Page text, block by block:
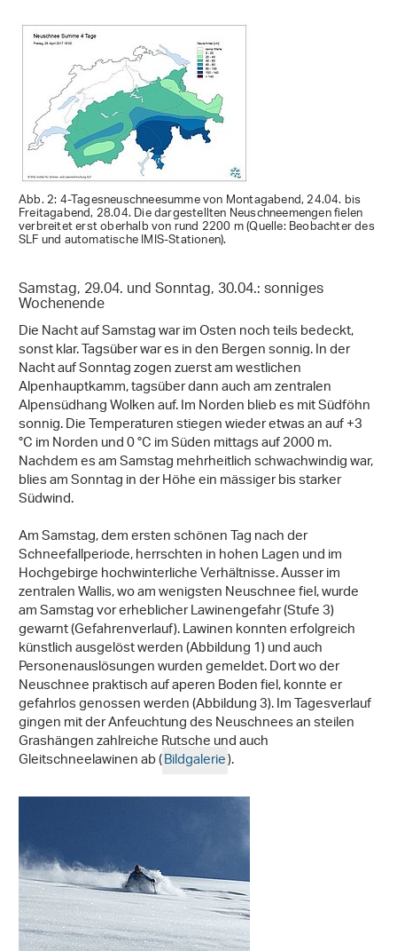
Abb. 2: 4-Tagesneuschneesumme von Montagabend, 24.04. bis
Freitagabend, 28.04. Die dargestellten Neuschneemengen fielen
verbreitet erst oberhalb von rund 2200 m (Quelle: Beobachter des
SLF und automatische IMIS-Stationen).
Samstag, 29.04. und Sonntag, 30.04.: sonniges
Wochenende
Die Nacht auf Samstag war im Osten noch teils bedeckt,
sonst klar. Tagsüber war es in den Bergen sonnig. In der
Nacht auf Sonntag zogen zuerst am westlichen
Alpenhauptkamm, tagsüber dann auch am zentralen
Alpensüdhang Wolken auf. Im Norden blieb es mit Südföhn
sonnig. Die Temperaturen stiegen wieder etwas an auf +3
°C im Norden und 0 °C im Süden mittags auf 2000 m.
Nachdem es am Samstag mehrheitlich schwachwindig war,
blies am Sonntag in der Höhe ein mässiger bis starker
Südwind.
Am Samstag, dem ersten schönen Tag nach der
Schneefallperiode, herrschten in hohen Lagen und im
Hochgebirge hochwinterliche Verhältnisse. Ausser im
zentralen Wallis, wo am wenigsten Neuschnee fiel, wurde
am Samstag vor erheblicher Lawinengefahr (Stufe 3)
gewarnt (Gefahrenverlauf). Lawinen konnten erfolgreich
künstlich ausgelöst werden (Abbildung 1) und auch
Personenauslösungen wurden gemeldet. Dort wo der
Neuschnee praktisch auf aperen Boden fiel, konnte er
gefahrlos genossen werden (Abbildung 3). Im Tagesverlauf
gingen mit der Anfeuchtung des Neuschnees an steilen
Grashängen zahlreiche Rutsche und auch
Gleitschneelawinen ab (Bildgalerie).